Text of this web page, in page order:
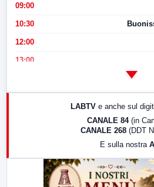
09:00
10:30
12:00
13:00
LABTV e anche sul
CANALE 84 (in
CANALE 268 (DDT
E sulla nostra